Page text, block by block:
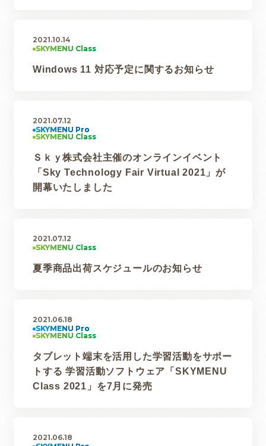
2021.10.14
Windows 11 対応予定に関するお知らせ
2021.07.12
Ｓｋｙ株式会社主催のオンラインイベント
「Sky Technology Fair Virtual 2021」が
開幕いたしました
2021.07.12
夏季商品出荷スケジュールのお知らせ
2021.06.18
タブレット端末を活用した学習活動をサポー
トする 学習活動ソフトウェア「SKYMENU
Class 2021」を7月に発売
2021.06.18